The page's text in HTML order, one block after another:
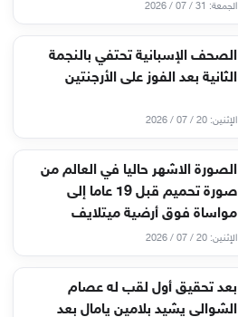
الجمعة: 31 / 07 / 2026
الصحف الإسبانية تحتفي بالنجمة
الثانية بعد الفوز على الأرجنتين
الإثنين: 20 / 07 / 2026
الصورة الاشهر حاليا في العالم من
صورة تحميم قبل 19 عاما إلى
مواساة فوق أرضية ميتلايف
الإثنين: 20 / 07 / 2026
بعد تحقيق أول لقب له عصام
الشوالي يشيد بلامين يامال بعد